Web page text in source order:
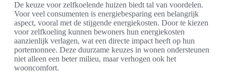
De keuze voor zelfkoelende huizen biedt tal van voordelen.
Voor veel consumenten is energiebesparing een belangrijk
aspect, vooral met de stijgende energiekosten. Door te kiezen
voor zelfkoeling kunnen bewoners hun energiekosten
aanzienlijk verlagen, wat een directe impact heeft op hun
portemonnee. Deze duurzame keuzes in wonen ondersteunen
niet alleen een beter milieu, maar verhogen ook het
wooncomfort.